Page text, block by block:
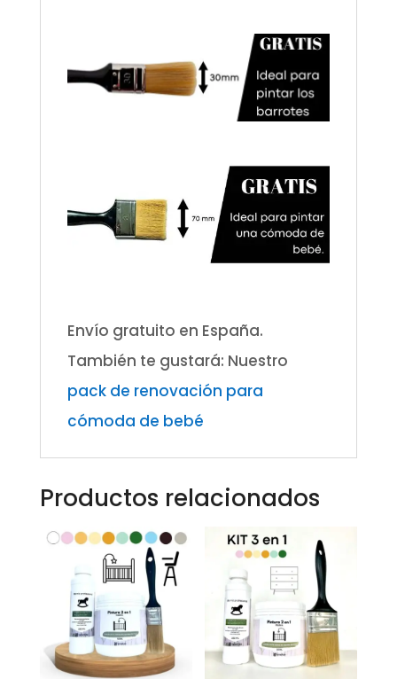
Envío gratuito en España.
También te gustará: Nuestro
pack de renovación para
cómoda de bebé
Productos relacionados